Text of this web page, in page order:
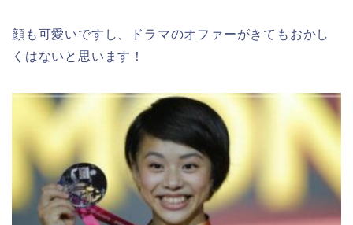
顔も可愛いですし、ドラマのオファーがきてもおかし
くはないと思います！